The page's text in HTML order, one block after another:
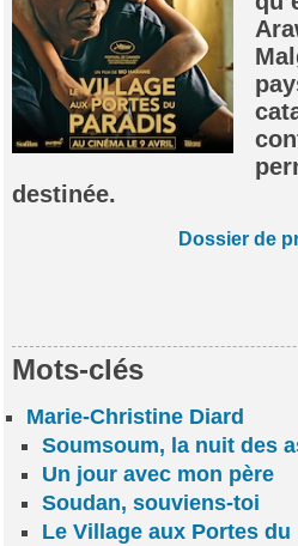
destinée.
Dossier de
Mots-clés
Marie-Christine Diard
Soumsoum, la nuit des
Un jour avec mon père
Soudan, souviens-toi
Le Village aux Portes du